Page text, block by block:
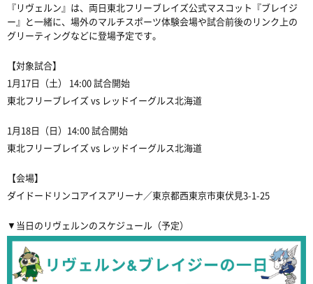
『リヴェルン』は、両日東北フリーブレイズ公式マスコット『ブレイジ
ー』と一緒に、場外のマルチスポーツ体験会場や試合前後のリンク上の
グリーティングなどに登場予定です。
【対象試合】
1月17日（土） 14:00 試合開始
東北フリーブレイズ vs レッドイーグルス北海道
1月18日（日）14:00 試合開始
東北フリーブレイズ vs レッドイーグルス北海道
【会場】
ダイドードリンコアイスアリーナ／東京都西東京市東伏見3-1-25
▼当日のリヴェルンのスケジュール（予定）